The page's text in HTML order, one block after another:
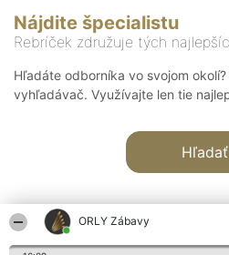
ORLY Zábavy
Nájdite špecialistu
Rebríček združuje tých
Hľadáte odborníka vo svojom
vyhľadávač. Využívajte len tie
Hľadať